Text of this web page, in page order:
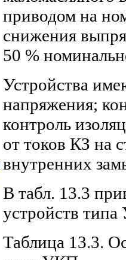
приводом на
снижения
50 %
Устройства
напряжения;
контроль
от токов КЗ на
внутренних
В табл. 13.3
устройств
Таблица 13.3.